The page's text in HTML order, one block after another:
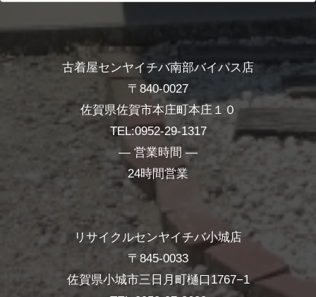
古着屋センヤイチバ南部バイパス店
〒840-0027
佐賀県佐賀市本庄町本庄１０
TEL:0952-29-1317
― 営業時間 ―
24時間営業
リサイクルセンヤイチバ小城店
〒845-0033
佐賀県小城市三日月町樋口1767−1